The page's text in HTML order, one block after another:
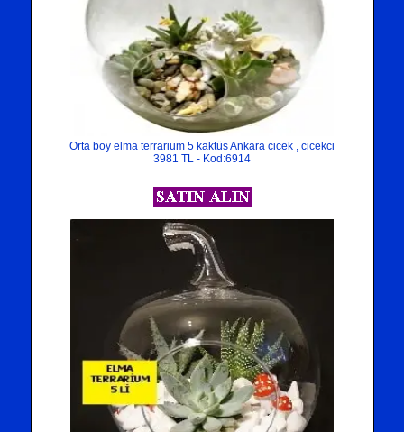
Orta boy elma terrarium 5 kaktüs Ankara cicek , cicekci
3981 TL - Kod:6914